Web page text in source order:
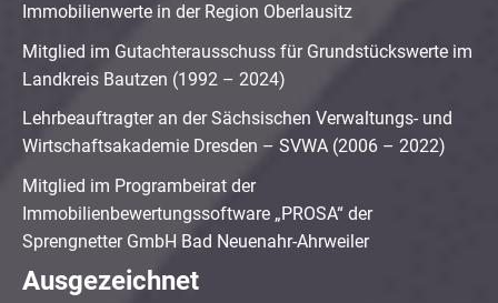
Immobilienwerte in der Region Oberlausitz
Mitglied im Gutachterausschuss für Grundstückswerte im
Landkreis Bautzen (1992 – 2024)
Lehrbeauftragter an der Sächsischen Verwaltungs- und
Wirtschaftsakademie Dresden – SVWA (2006 – 2022)
Mitglied im Programbeirat der
Immobilienbewertungssoftware „PROSA“ der
Sprengnetter GmbH Bad Neuenahr-Ahrweiler
Ausgezeichnet